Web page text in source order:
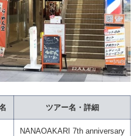
ツアー名・詳細
NANAOAKARI 7th anniversary